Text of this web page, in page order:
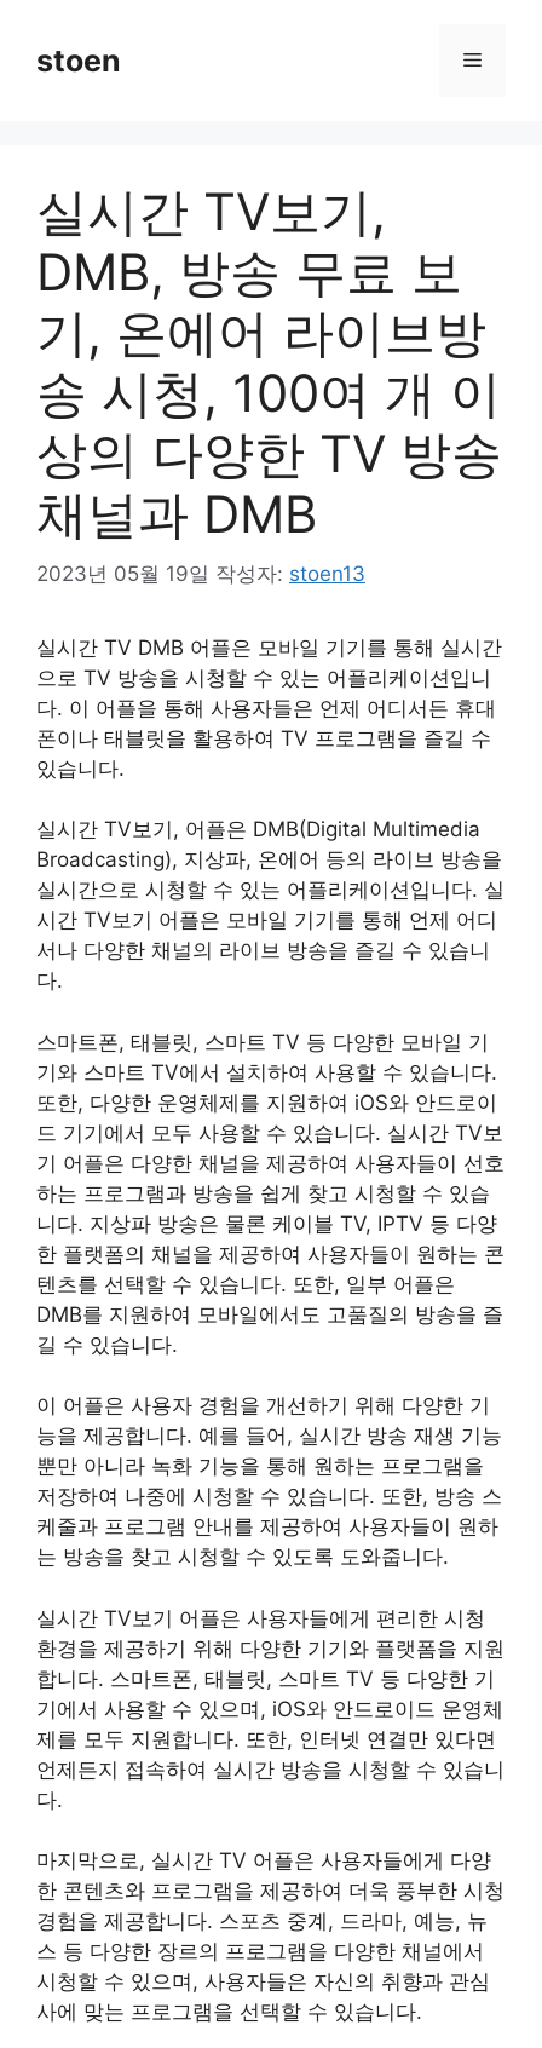
stoen 메
실시간 TV보기,
DMB, 방송 무료 보
기, 온에어 라이브방
송 시청, 100여 개 이
상의 다양한 TV 방송
채널과 DMB
2023년 05월 19일 작성자: stoen13
실시간 TV DMB 어플은 모바일 기기를 통해 실시간
으로 TV 방송을 시청할 수 있는 어플리케이션입니
다. 이 어플을 통해 사용자들은 언제 어디서든 휴대
폰이나 태블릿을 활용하여 TV 프로그램을 즐길 수
있습니다.
실시간 TV보기, 어플은 DMB(Digital Multimedia
Broadcasting), 지상파, 온에어 등의 라이브 방송을
실시간으로 시청할 수 있는 어플리케이션입니다. 실
시간 TV보기 어플은 모바일 기기를 통해 언제 어디
서나 다양한 채널의 라이브 방송을 즐길 수 있습니
다.
스마트폰, 태블릿, 스마트 TV 등 다양한 모바일 기
기와 스마트 TV에서 설치하여 사용할 수 있습니다.
또한, 다양한 운영체제를 지원하여 iOS와 안드로이
드 기기에서 모두 사용할 수 있습니다. 실시간 TV보
기 어플은 다양한 채널을 제공하여 사용자들이 선호
하는 프로그램과 방송을 쉽게 찾고 시청할 수 있습
니다. 지상파 방송은 물론 케이블 TV, IPTV 등 다양
한 플랫폼의 채널을 제공하여 사용자들이 원하는 콘
텐츠를 선택할 수 있습니다. 또한, 일부 어플은
DMB를 지원하여 모바일에서도 고품질의 방송을 즐
길 수 있습니다.
이 어플은 사용자 경험을 개선하기 위해 다양한 기
능을 제공합니다. 예를 들어, 실시간 방송 재생 기능
뿐만 아니라 녹화 기능을 통해 원하는 프로그램을
저장하여 나중에 시청할 수 있습니다. 또한, 방송 스
케줄과 프로그램 안내를 제공하여 사용자들이 원하
는 방송을 찾고 시청할 수 있도록 도와줍니다.
실시간 TV보기 어플은 사용자들에게 편리한 시청
환경을 제공하기 위해 다양한 기기와 플랫폼을 지원
합니다. 스마트폰, 태블릿, 스마트 TV 등 다양한 기
기에서 사용할 수 있으며, iOS와 안드로이드 운영체
제를 모두 지원합니다. 또한, 인터넷 연결만 있다면
언제든지 접속하여 실시간 방송을 시청할 수 있습니
다.
마지막으로, 실시간 TV 어플은 사용자들에게 다양
한 콘텐츠와 프로그램을 제공하여 더욱 풍부한 시청
경험을 제공합니다. 스포츠 중계, 드라마, 예능, 뉴
스 등 다양한 장르의 프로그램을 다양한 채널에서
시청할 수 있으며, 사용자들은 자신의 취향과 관심
사에 맞는 프로그램을 선택할 수 있습니다.